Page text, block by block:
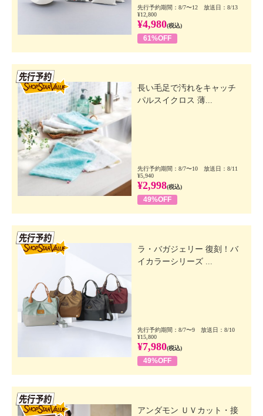
先行予約期間：8/7〜12 放送日：8/13
¥12,800
¥4,980(税込)
61%OFF
長い毛足で汚れをキャッチ
パルスイクロス 薄...
先行予約期間：8/7〜10 放送日：8/11
¥5,940
¥2,998(税込)
49%OFF
ラ・バガジェリー 復刻！バ
イカラーシリーズ ...
先行予約期間：8/7〜9 放送日：8/10
¥15,800
¥7,980(税込)
49%OFF
アンダモン ＵＶカット・接